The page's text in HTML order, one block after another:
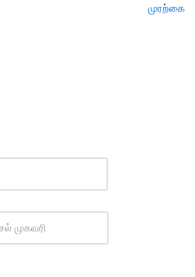
முரற்கை